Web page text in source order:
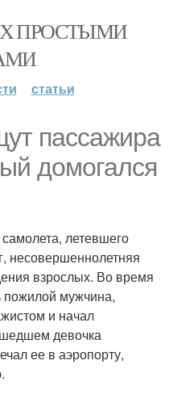
ПРОСТЫМИ
статьи
пассажира
домогался
летевшего
несовершеннолетняя
взрослых. Во время
пожилой мужчина,
и начал
девочка
ее в аэропорту,